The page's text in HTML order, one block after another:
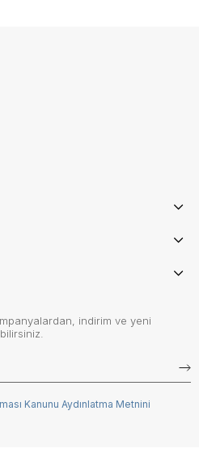
indirim ve yeni
Kanunu Aydınlatma Metnini